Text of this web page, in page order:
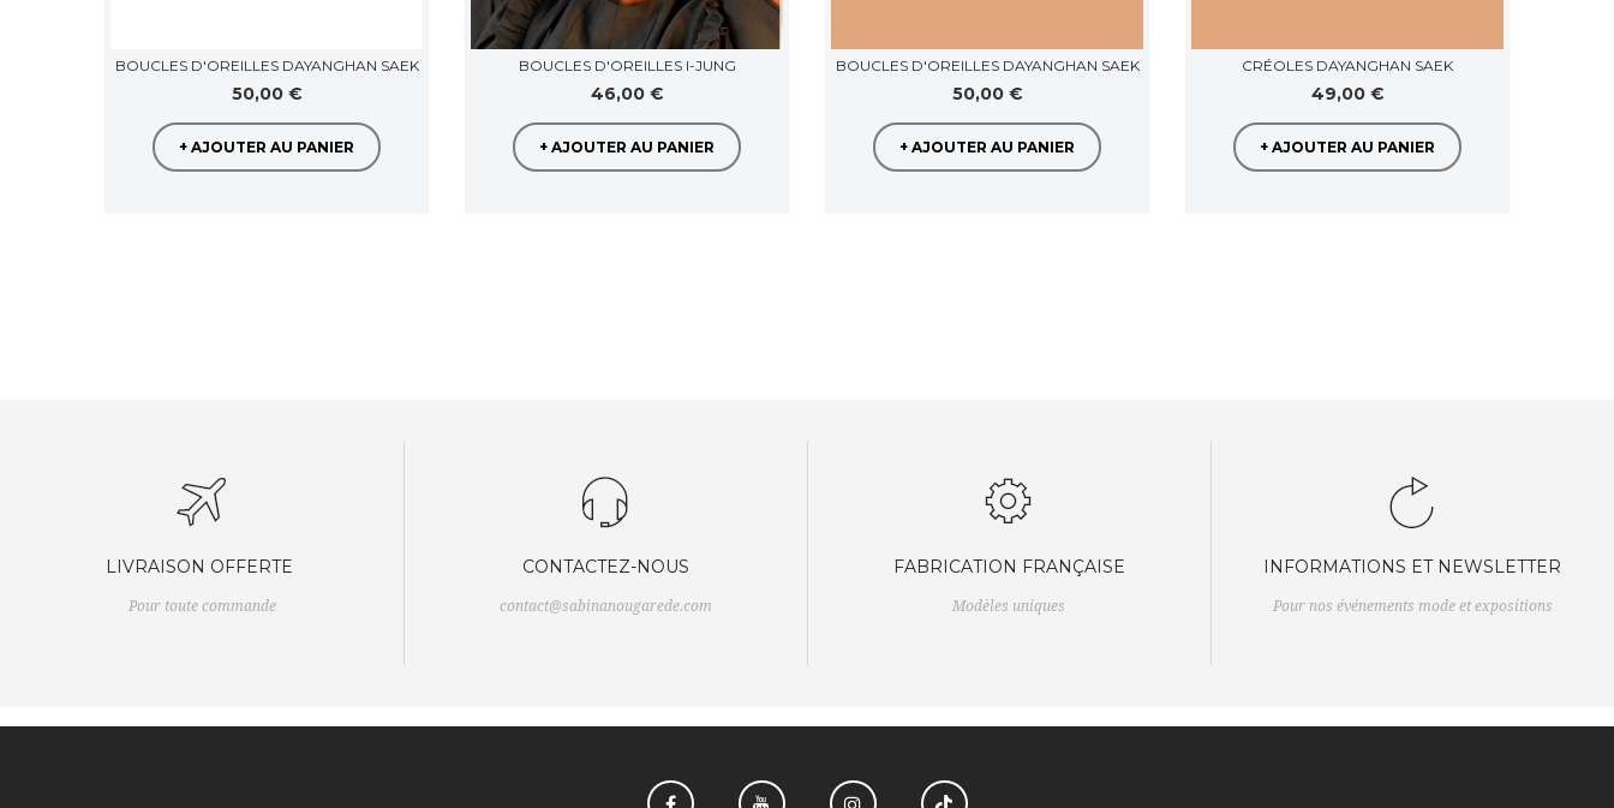
BOUCLES D'OREILLES DAYANGHAN SAEK
50,00 €
+ AJOUTER AU PANIER
BOUCLES D'OREILLES I-JUNG
46,00 €
+ AJOUTER AU PANIER
BOUCLES D'OREILLES DAYANGHAN SAEK
50,00 €
+ AJOUTER AU PANIER
CRÉOLES DAYANGHAN SAEK
49,00 €
+ AJOUTER AU PANIER
LIVRAISON OFFERTE
Pour toute commande
CONTACTEZ-NOUS
contact@sabinanougarede.com
FABRICATION FRANÇAISE
Modèles uniques
INFORMATIONS ET NEWSLETTER
Pour nos événements mode et expositions